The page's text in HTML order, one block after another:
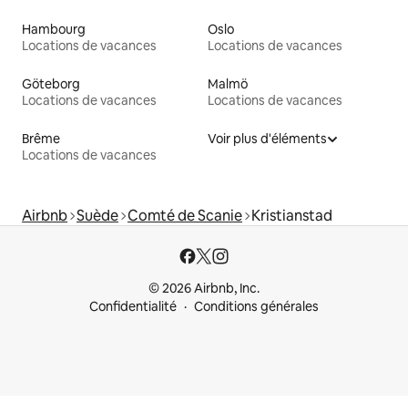
Hambourg
Locations de vacances
Oslo
Locations de vacances
Göteborg
Locations de vacances
Malmö
Locations de vacances
Brême
Locations de vacances
Voir plus d'éléments
Airbnb Suède Comté de Scanie Kristianstad
© 2026 Airbnb, Inc.
Confidentialité
Conditions générales